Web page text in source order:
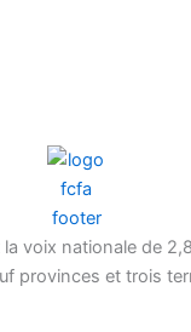
voix nationale de
provinces et trois